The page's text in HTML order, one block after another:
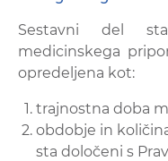
Sestavni del
medicinskega
opredeljena kot:
trajnostna doba
obdobje in
sta določeni s